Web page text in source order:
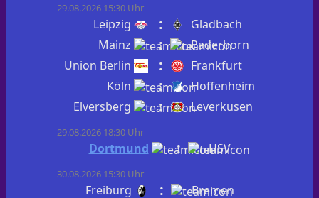
29.08.2026 15:30 Uhr
Leipzig :
Gladbach
Mainz
:
Paderborn
Union Berlin
:
Frankfurt
Köln
:
Hoffenheim
Elversberg
: Leverkusen
29.08.2026 18:30 Uhr
Dortmund : HSV
30.08.2026 15:30 Uhr
Freiburg : Bremen